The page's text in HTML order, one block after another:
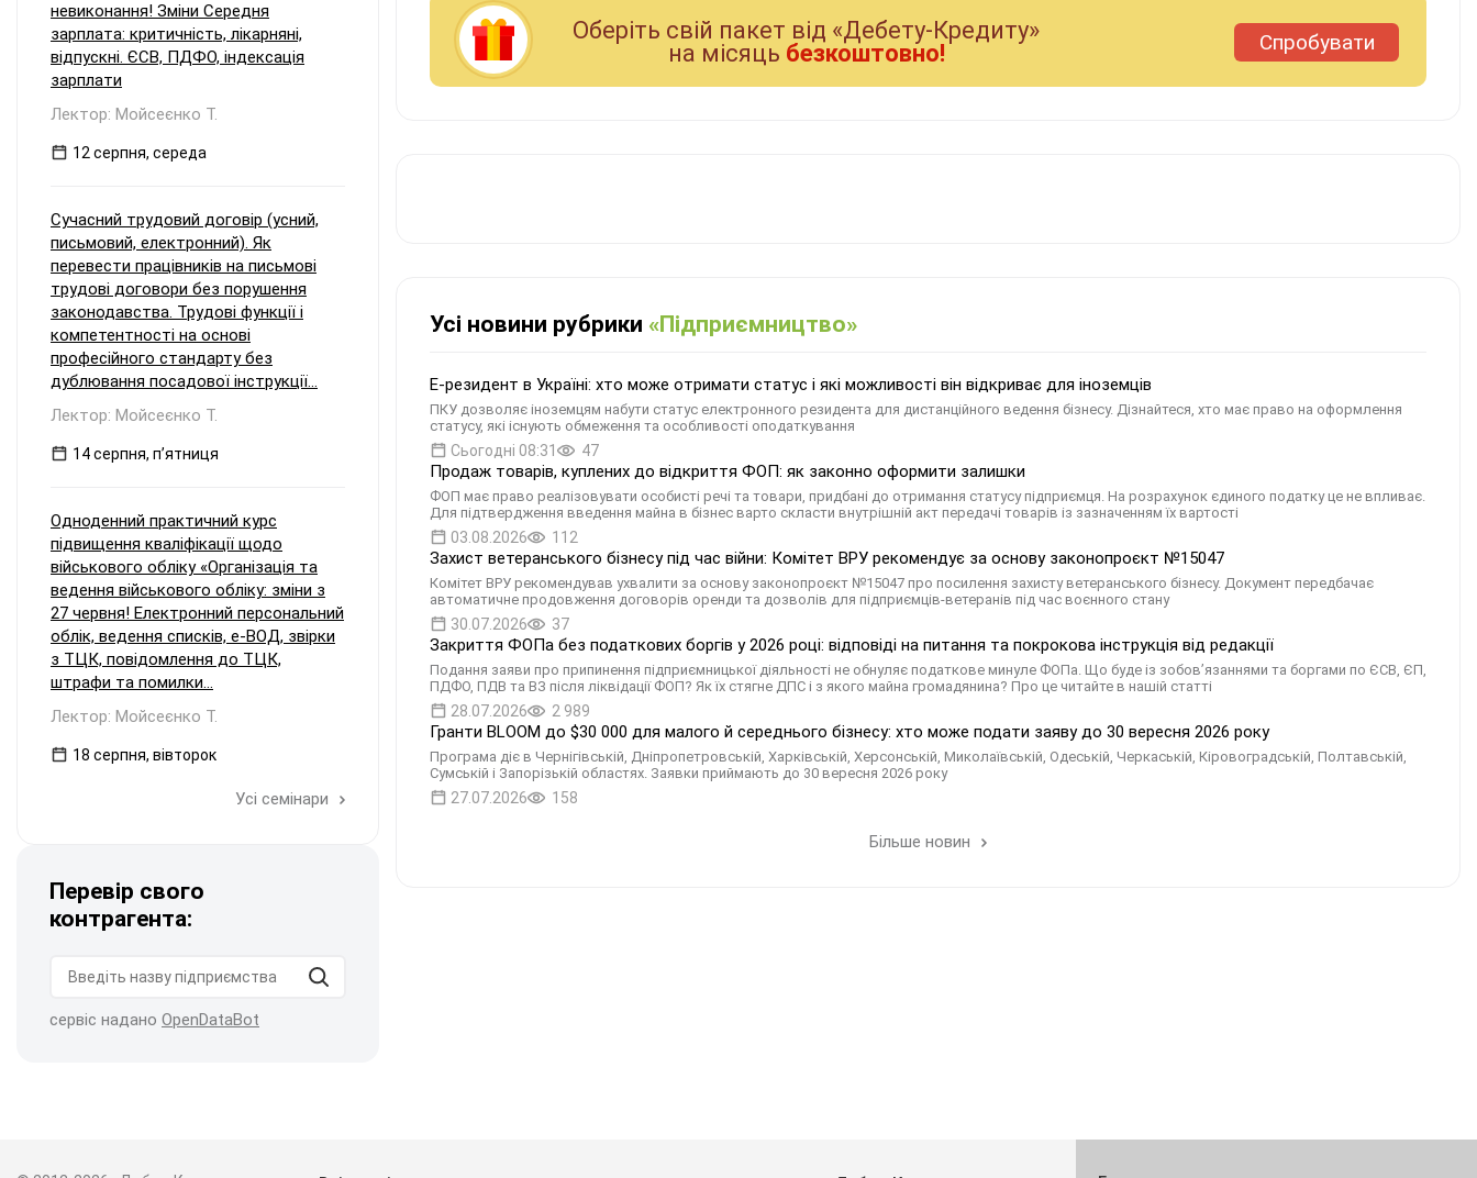
Оберiть свiй пакет вiд «Дебету-Кредиту»
на мiсяць безкоштовно! Спробувати
Усі новини рубрики «Підприємництво»
Е-резидент в Україні: хто може отримати статус і які можливості він відкриває для іноземців
ПКУ дозволяє іноземцям набути статус електронного резидента для дистанційного ведення бізнесу. Дізнайтеся, хто має право на оформлення
статусу, які існують обмеження та особливості оподаткування
Сьогодні 08:31 47
Продаж товарів, куплених до відкриття ФОП: як законно оформити залишки
ФОП має право реалізовувати особисті речі та товари, придбані до отримання статусу підприємця. На розрахунок єдиного податку це не впливає.
Для підтвердження введення майна в бізнес варто скласти внутрішній акт передачі товарів із зазначенням їх вартості
03.08.2026 112
Захист ветеранського бізнесу під час війни: Комітет ВРУ рекомендує за основу законопроєкт №15047
Комітет ВРУ рекомендував ухвалити за основу законопроєкт №15047 про посилення захисту ветеранського бізнесу. Документ передбачає
автоматичне продовження договорів оренди та дозволів для підприємців-ветеранів під час воєнного стану
30.07.2026 37
Закриття ФОПа без податкових боргів у 2026 році: відповіді на питання та покрокова інструкція від редакції
Подання заяви про припинення підприємницької діяльності не обнуляє податкове минуле ФОПа. Що буде із зобов’язаннями та боргами по ЄСВ, ЄП,
ПДФО, ПДВ та ВЗ після ліквідації ФОП? Як їх стягне ДПС і з якого майна громадянина? Про це читайте в нашій статті
28.07.2026 2 989
Гранти BLOOM до $30 000 для малого й середнього бізнесу: хто може подати заяву до 30 вересня 2026 року
Програма діє в Чернігівській, Дніпропетровській, Харківській, Херсонській, Миколаївській, Одеській, Черкаській, Кіровоградській, Полтавській,
Сумській і Запорізькій областях. Заявки приймають до 30 вересня 2026 року
27.07.2026 158
Більше новин
невиконання! Зміни Середня
зарплата: критичність, лікарняні,
відпускні. ЄСВ, ПДФО, індексація
зарплати
Лектор: Мойсеєнко Т.
12 серпня, середа
Сучасний трудовий договір (усний,
письмовий, електронний). Як
перевести працівників на письмові
трудові договори без порушення
законодавства. Трудові функції і
компетентності на основі
професійного стандарту без
дублювання посадової інструкції...
Лектор: Мойсеєнко Т.
14 серпня, пʼятниця
Одноденний практичний курс
підвищення кваліфікації щодо
військового обліку «Організація та
ведення військового обліку: зміни з
27 червня! Електронний персональний
облік, ведення списків, е-ВОД, звірки
з ТЦК, повідомлення до ТЦК,
штрафи та помилки...
Лектор: Мойсеєнко Т.
18 серпня, вівторок
Усі семінари
Перевір свого
контрагента:
сервіс надано OpenDataBot